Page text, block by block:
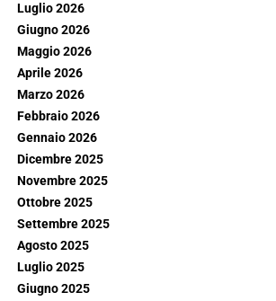
Luglio 2026
Giugno 2026
Maggio 2026
Aprile 2026
Marzo 2026
Febbraio 2026
Gennaio 2026
Dicembre 2025
Novembre 2025
Ottobre 2025
Settembre 2025
Agosto 2025
Luglio 2025
Giugno 2025